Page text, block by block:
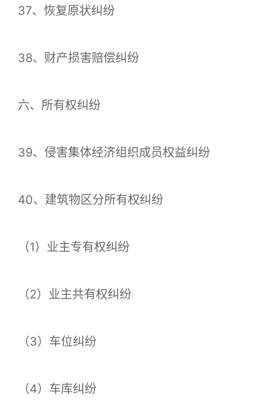
37、恢复原状纠纷
38、财产损害赔偿纠纷
六、所有权纠纷
39、侵害集体经济组织成员权益纠纷
40、建筑物区分所有权纠纷
（1）业主专有权纠纷
（2）业主共有权纠纷
（3）车位纠纷
（4）车库纠纷